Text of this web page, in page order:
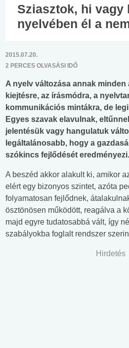
Sziasztok, hi vagy
nyelvében él a
2015.07.20.
2 PERCES OLVASÁSI IDŐ
A nyelv változása annak
kiejtésre, az írásmódra, a
kommunikációs mintákra, de
Egyes szavak elavulnak,
jelentésük vagy hangulatuk
legáltalánosabb, hogy a
szókincs fejlődését eredményezi.
A beszéd akkor alakult ki, amikor
elért egy bizonyos szintet, azóta
folyamatosan fejlődnek,
ösztönösen működött, reagálva a
majd egyre tudatosabbá vált, így
szabályokba foglalt rendszer
Hirdetés